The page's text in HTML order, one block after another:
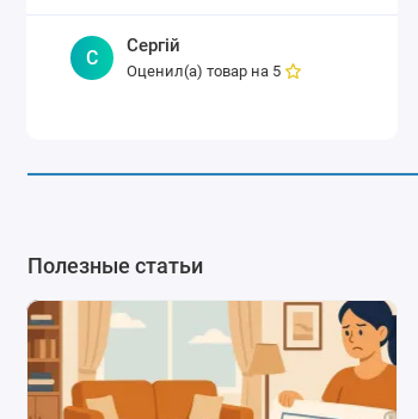
С
Сергій
Оценил(а) товар на 5
Полезные статьи